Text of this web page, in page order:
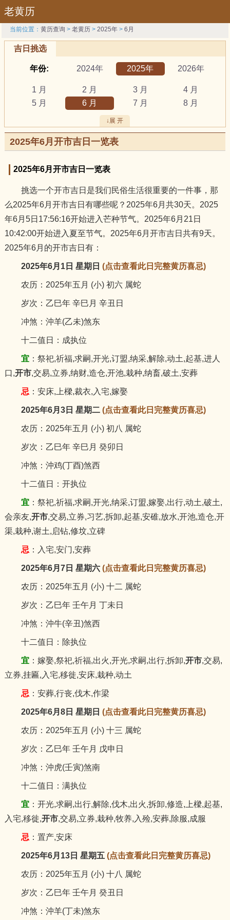
老黄历
当前位置：黄历查询 >老黄历 >2025年 >6月
吉日挑选
年份: 2024年 2025年 2026年
1 月 2 月 3 月
4 月
5 月
6 月 7 月
8 月
吉日: 安葬
祭祀
结婚 开工
开市
订婚
破土
羊
猴 鸡
狗
猪
↓展 开
2025年6月开市吉日一览表
2025年6月开市吉日一览表
挑选一个开市吉日是我们民俗生活很重要的一件事，那
么2025年6月开市吉日有哪些呢？2025年6月共30天。2025
年6月5日17:56:16开始进入芒种节气。2025年6月21日
10:42:00开始进入夏至节气。2025年6月开市吉日共有9天。
2025年6月的开市吉日有：
2025年6月1日 星期日 (点击查看此日完整黄历喜忌)
农历：2025年五月 (小) 初六 属蛇
岁次：乙巳年 辛巳月 辛丑日
冲煞：沖羊(乙未)煞东
十二值日：成执位
宜：祭祀,祈福,求嗣,开光,订盟,纳采,解除,动土,起基,进人
口,开市,交易,立券,纳财,造仓,开池,栽种,纳畜,破土,安葬
忌 ：安床,上樑,裁衣,入宅,嫁娶
2025年6月3日 星期二 (点击查看此日完整黄历喜忌)
农历：2025年五月 (小) 初八 属蛇
岁次：乙巳年 辛巳月 癸卯日
冲煞：沖鸡(丁酉)煞西
十二值日：开执位
宜：祭祀,祈福,求嗣,开光,纳采,订盟,嫁娶,出行,动土,破土,
会亲友,开市,交易,立券,习艺,拆卸,起基,安碓,放水,开池,造仓,开
渠,栽种,谢土,启钻,修坟,立碑
忌 ：入宅,安门,安葬
2025年6月7日 星期六 (点击查看此日完整黄历喜忌)
农历：2025年五月 (小) 十二 属蛇
岁次：乙巳年 壬午月 丁未日
冲煞：沖牛(辛丑)煞西
十二值日：除执位
宜：嫁娶,祭祀,祈福,出火,开光,求嗣,出行,拆卸,开市,交易,
立券,挂匾,入宅,移徙,安床,栽种,动土
忌 ：安葬,行丧,伐木,作梁
2025年6月8日 星期日 (点击查看此日完整黄历喜忌)
农历：2025年五月 (小) 十三 属蛇
岁次：乙巳年 壬午月 戊申日
冲煞：沖虎(壬寅)煞南
十二值日：满执位
宜：开光,求嗣,出行,解除,伐木,出火,拆卸,修造,上樑,起基,
入宅,移徙,开市,交易,立券,栽种,牧养,入殓,安葬,除服,成服
忌 ：置产,安床
2025年6月13日 星期五 (点击查看此日完整黄历喜忌)
农历：2025年五月 (小) 十八 属蛇
岁次：乙巳年 壬午月 癸丑日
冲煞：沖羊(丁未)煞东